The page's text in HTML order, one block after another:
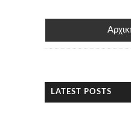
LATEST POSTS